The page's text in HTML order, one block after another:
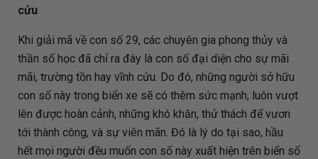
cửu
Khi giải mã về con số 29, các chuyên gia phong thủy và
thần số học đã chỉ ra đây là con số đại diện cho sự mãi
mãi, trường tồn hay vĩnh cửu. Do đó, những người sở hữu
con số này trong biển xe sẽ có thêm sức mạnh, luôn vượt
lên được hoàn cảnh, những khó khăn, thử thách để vươn
tới thành công, và sự viên mãn. Đó là lý do tại sao, hầu
hết mọi người đều muốn con số này xuất hiện trên biển số